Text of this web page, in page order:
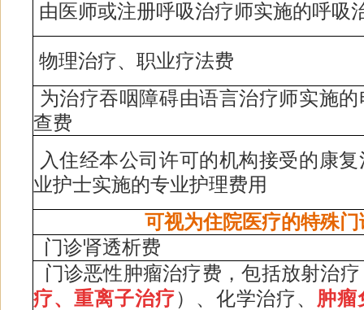
由医师或注册呼吸治疗师实施的呼吸
物理治疗、职业疗法费
为治疗吞咽障碍由语言治疗师实施
查费
入住经本公司许可的机构接受的康
业护士实施的专业护理费用
可视为住院医疗的特殊门
门诊肾透析费
门诊恶性肿瘤治疗费，包括放射治疗
疗、重离子治疗）、化学治疗、 肿瘤